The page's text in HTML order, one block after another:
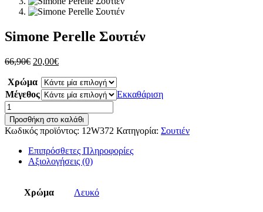
Simone Perelle Σουτιέν
66,90€ Original
was:
66,90€.
20,00€Η
τιμή
είναι:
20,00€.
Χρώμα
Μέγεθος
Εκκαθάριση
Simone
Perelle
Σουτιέν
ποσότητα
Προσθήκη στο καλάθι
Κωδικός προϊόντος: 12W372 Κατηγορία: Σουτιέν
Επιπρόσθετες Πληροφορίες
Αξιολογήσεις (0)
Χρώμα Λευκό